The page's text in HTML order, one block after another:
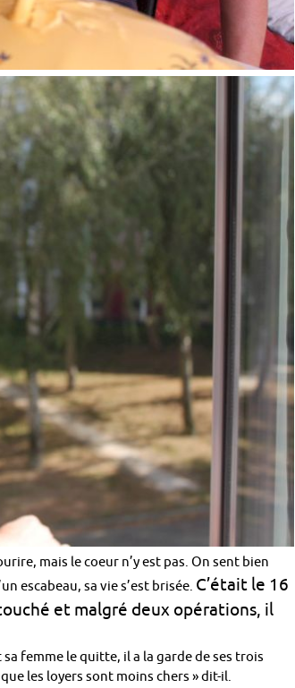
mais le coeur n’y est pas. On sent bien
escabeau, sa vie s’est brisée. C’était le 16
et malgré deux opérations, il
femme le quitte, il a la garde de ses trois
les loyers sont moins chers » dit-il.